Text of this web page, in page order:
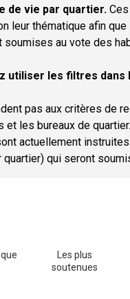
de vie par quartier.
leur thématique afin que
au vote des
les filtres dans
pas aux critères de
et les bureaux de quartier.
actuellement
qui seront
Les plus
soutenues